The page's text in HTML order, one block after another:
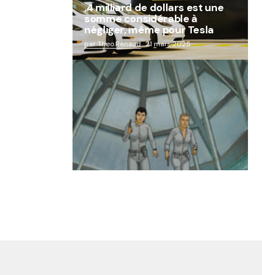
,4 milliard de dollars est une
somme considérable à
négliger, même pour Tesla
par Theo.Renaud 21 mars 2025
« Abandon des géants de la
robotique : Aldebaran, l’icône
française laissée à l’oubli »
par Lucie Dubois 18 mars 2025